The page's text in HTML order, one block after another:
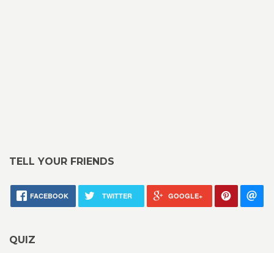
TELL YOUR FRIENDS
FACEBOOK TWITTER GOOGLE+
QUIZ